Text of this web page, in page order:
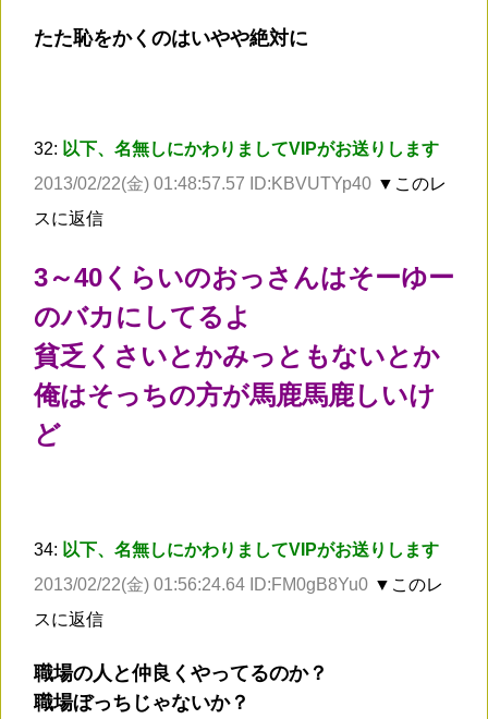
たた恥をかくのはいやや絶対に
32: 以下、名無しにかわりましてVIPがお送りします
2013/02/22(金) 01:48:57.57 ID:KBVUTYp40 ▼このレ
スに返信
3～40くらいのおっさんはそーゆー
のバカにしてるよ
貧乏くさいとかみっともないとか
俺はそっちの方が馬鹿馬鹿しいけ
ど
34: 以下、名無しにかわりましてVIPがお送りします
2013/02/22(金) 01:56:24.64 ID:FM0gB8Yu0 ▼このレ
スに返信
職場の人と仲良くやってるのか？
職場ぼっちじゃないか？